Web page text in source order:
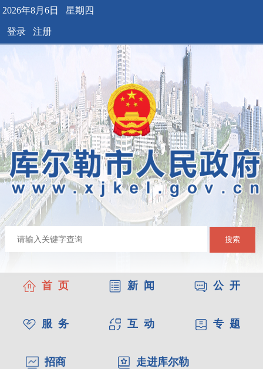
2026年8月6日 星期四
登录 注册
搜索
首 页 新 闻 公 开
服 务 互 动 专 题
招商 走进库尔勒